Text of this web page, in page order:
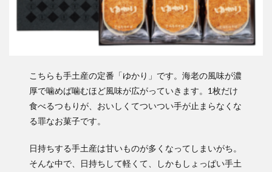
こちらも手土産の定番「ゆかり」です。海老の風味が濃
厚で噛めば噛むほど風味が広がっていきます。1枚だけ
食べるつもりが、おいしくてついつい手が止まらなくな
る罪なお菓子です。
日持ちする手土産は甘いものが多くなってしまいがち。
そんな中で、日持ちして軽くて、しかもしょっぱい手土